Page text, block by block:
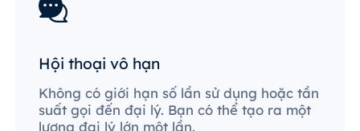
Hội thoại vô hạn
Không có giới hạn số lần sử dụng hoặc tần
suất gọi đến đại lý. Bạn có thể tạo ra một
lượng đại lý lớn một lần.